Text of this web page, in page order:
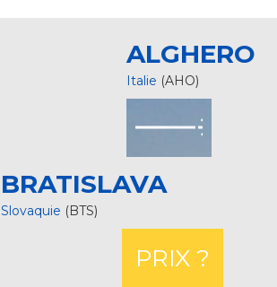
ALGHERO
Italie (AHO)
BRATISLAVA
Slovaquie (BTS)
PRIX ?